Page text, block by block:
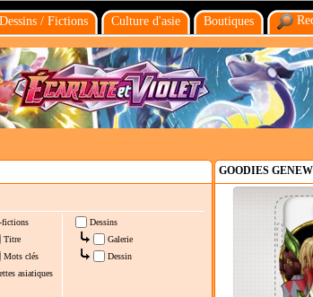
Dessins / Fictions Culture d'asie Boutiques
fictions
Titre
Mots clés
asiatiques
Dessins
Galerie
Dessin
GOODIES